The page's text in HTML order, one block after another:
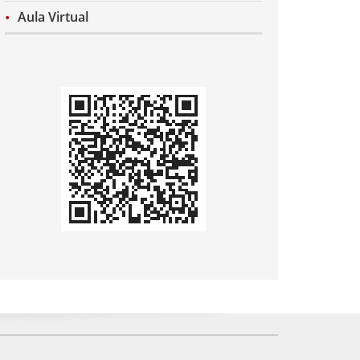
Aula Virtual